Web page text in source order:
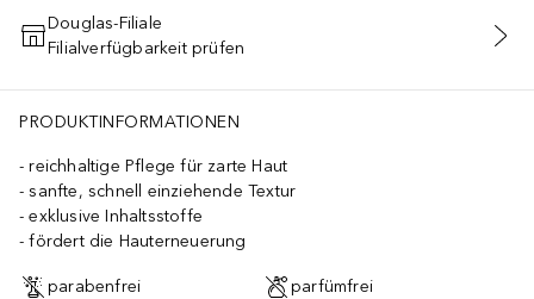
IN DEN WARENKORB
Douglas-Filiale
Filialverfügbarkeit prüfen
PRODUKTINFORMATIONEN
reichhaltige Pflege für zarte Haut
sanfte, schnell einziehende Textur
exklusive Inhaltsstoffe
fördert die Hauterneuerung
parabenfrei parfümfrei